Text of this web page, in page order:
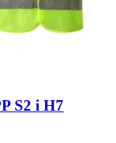
S2 i H7